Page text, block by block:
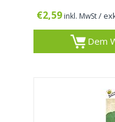
€2,59 inkl. MwSt/
Dem